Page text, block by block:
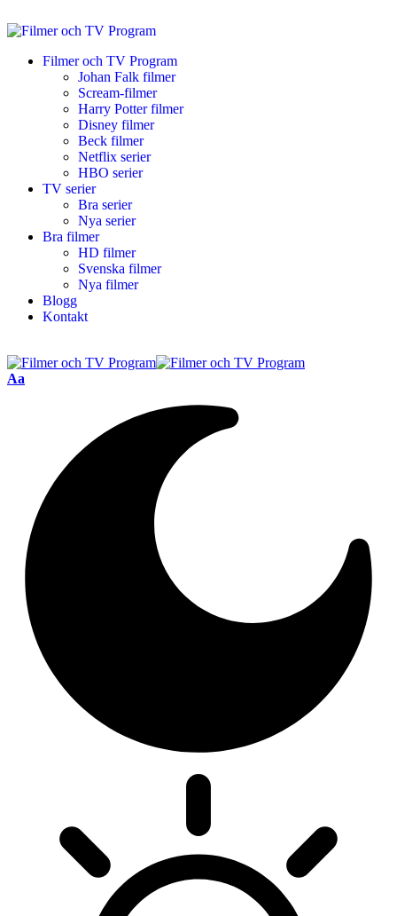
Filmer och TV Program
Johan Falk filmer
Scream-filmer
Harry Potter filmer
Disney filmer
Beck filmer
Netflix serier
HBO serier
TV serier
Bra serier
Nya serier
Bra filmer
HD filmer
Svenska filmer
Nya filmer
Blogg
Kontakt
Aa